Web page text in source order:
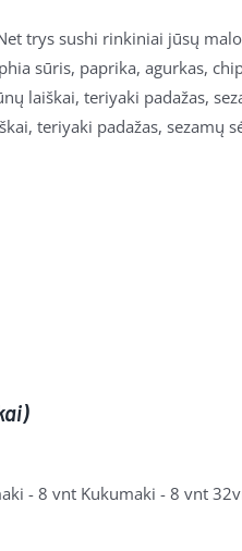
trys sushi rinkiniai jūsų
sūris, paprika, agurkas,
laiškai, teriyaki padažas,
teriyaki padažas, sezamų
- 8 vnt Kukumaki - 8 vnt